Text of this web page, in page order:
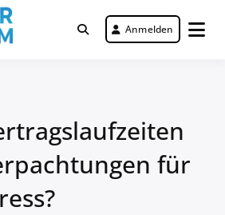
Solar Forum
Deutschlandweit Nr. 1 Forum für
gewerbliche Solar Investments
Anmelden
für